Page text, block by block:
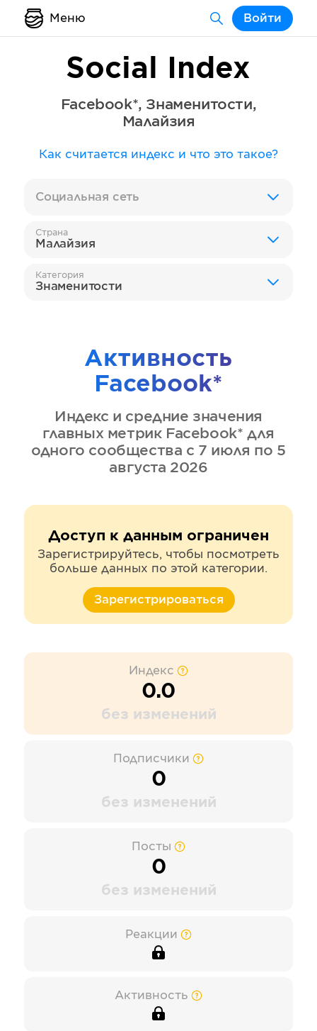
Меню Войти
Social Index
Facebook*, Знаменитости,
Малайзия
Как считается индекс и что это такое?
Социальная сеть
Страна
Малайзия
Категория
Знаменитости
Активность
Facebook*
Индекс и средние значения
главных метрик Facebook* для
одного сообщества с 7 июля по 5
августа 2026
Доступ к данным ограничен
Зарегистрируйтесь, чтобы посмотреть
больше данных по этой категории.
Зарегистрироваться
Индекс
0.0
без изменений
Подписчики
0
без изменений
Посты
0
без изменений
Реакции
Активность